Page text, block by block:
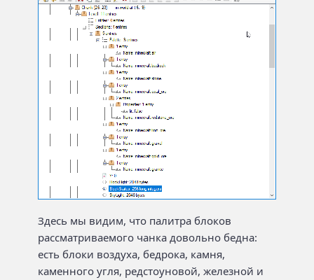
Здесь мы видим, что палитра блоков
рассматриваемого чанка довольно бедна:
есть блоки воздуха, бедрока, камня,
каменного угля, редстоуновой, железной и